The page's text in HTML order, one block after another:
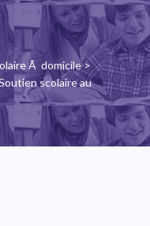
Ã domicile>
scolaire au